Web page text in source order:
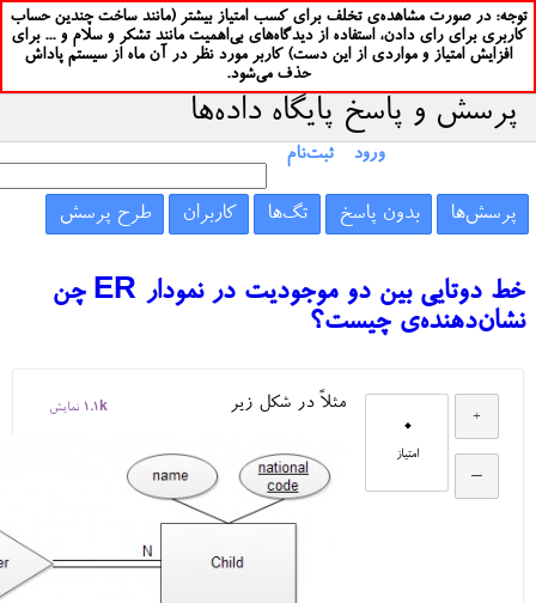
توجه: در صورت مشاهده‌ی تخلف برای کسب امتیاز بیشتر (مانند ساخت چندین حساب
کاربری برای رای دادن، استفاده از دیدگاه‌های بی‌اهمیت مانند تشکر و سلام و ... برای
افزایش امتیاز و مواردی از این دست) کاربر مورد نظر در آن ماه از سیستم پاداش
حذف می‌شود.
پرسش و پاسخ پایگاه داده‌ها
ورود ثبت‌نام
پرسش‌ها بدون پاسخ تگ‌ها کاربران طرح پرسش
خط دوتایی بین دو موجودیت در نمودار ER چن
نشان‌دهنده‌ی چیست؟
0
امتیاز
1.1k نمایش مثلاً در شکل زیر